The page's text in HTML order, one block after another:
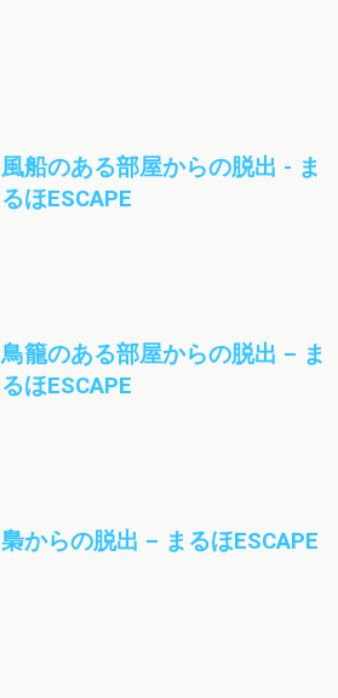
風船のある部屋からの脱出 - ま
るほESCAPE
鳥籠のある部屋からの脱出 – ま
るほESCAPE
梟からの脱出 – まるほESCAPE